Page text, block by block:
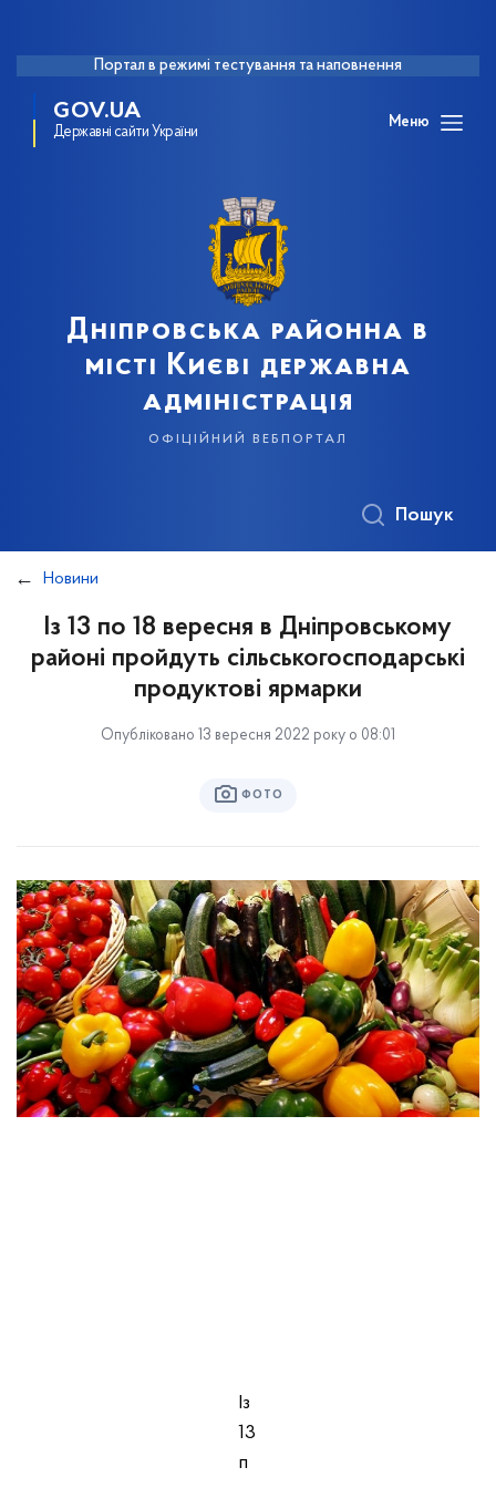
Портал в режимі тестування та наповнення
GOV.UA
Державні сайти України
Меню
Дніпровська районна в
місті Києві державна
адміністрація
офіційний вебпортал
Пошук
Новини
Із 13 по 18 вересня в Дніпровському
районі пройдуть сільськогосподарські
продуктові ярмарки
Опубліковано 13 вересня 2022 року о 08:01
ФОТО
Із
13
п